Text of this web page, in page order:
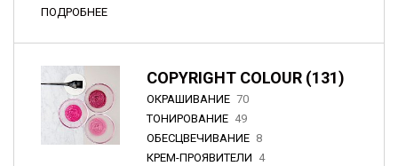
ПОДРОБНЕЕ
COPYRIGHT COLOUR (131)
ОКРАШИВАНИЕ 70
ТОНИРОВАНИЕ 49
ОБЕСЦВЕЧИВАНИЕ 8
КРЕМ-ПРОЯВИТЕЛИ 4